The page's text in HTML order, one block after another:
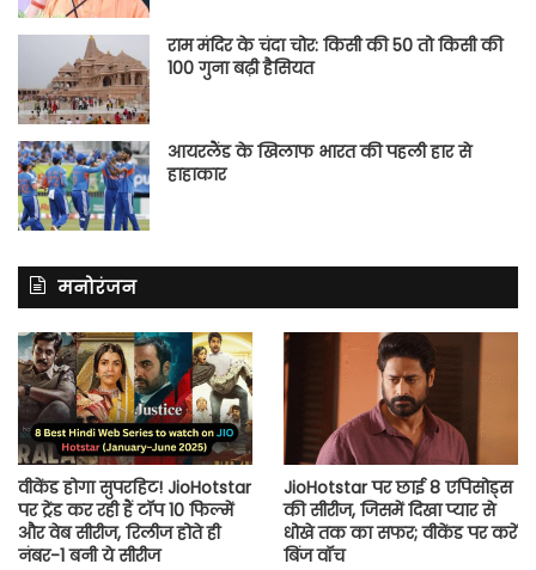
राम मंदिर के चंदा चोर: किसी की 50 तो किसी की
100 गुना बढ़ी हैसियत
आयरलैंड के खिलाफ भारत की पहली हार से
हाहाकार
मनोरंजन
वीकेंड होगा सुपरहिट! JioHotstar
पर ट्रेंड कर रही हैं टॉप 10 फिल्में
और वेब सीरीज, रिलीज होते ही
नंबर-1 बनी ये सीरीज
JioHotstar पर छाई 8 एपिसोड्स
की सीरीज, जिसमें दिखा प्यार से
धोखे तक का सफर; वीकेंड पर करें
बिंज वॉच